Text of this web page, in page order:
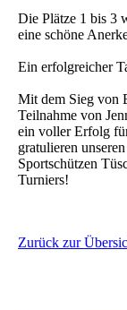
Die Plätze 1 bis 3
eine schöne
Ein erfolgreicher
Mit dem Sieg von
Teilnahme von
ein voller Erfolg
gratulieren
Sportschützen
Turniers!
Zurück zur